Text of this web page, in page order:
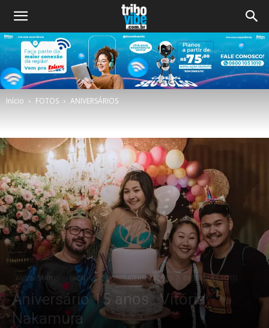
Início FOTOS ANIVERSÁRIOS
ANIVERSÁRIOS BALADAS CONFRATERNIZAÇÕES DESTAQUES FOTO
Aniversário 15 anos . Vitória
Nakamura